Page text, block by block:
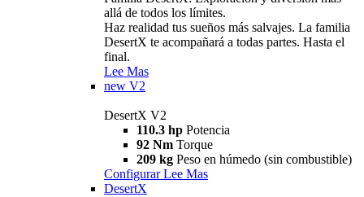
allá de todos los límites.
Haz realidad tus sueños más salvajes. La familia
DesertX te acompañará a todas partes. Hasta el
final.
Lee Mas
new V2
DesertX V2
110.3 hp Potencia
92 Nm Torque
209 kg Peso en húmedo (sin combustible)
Configurar Lee Mas
DesertX